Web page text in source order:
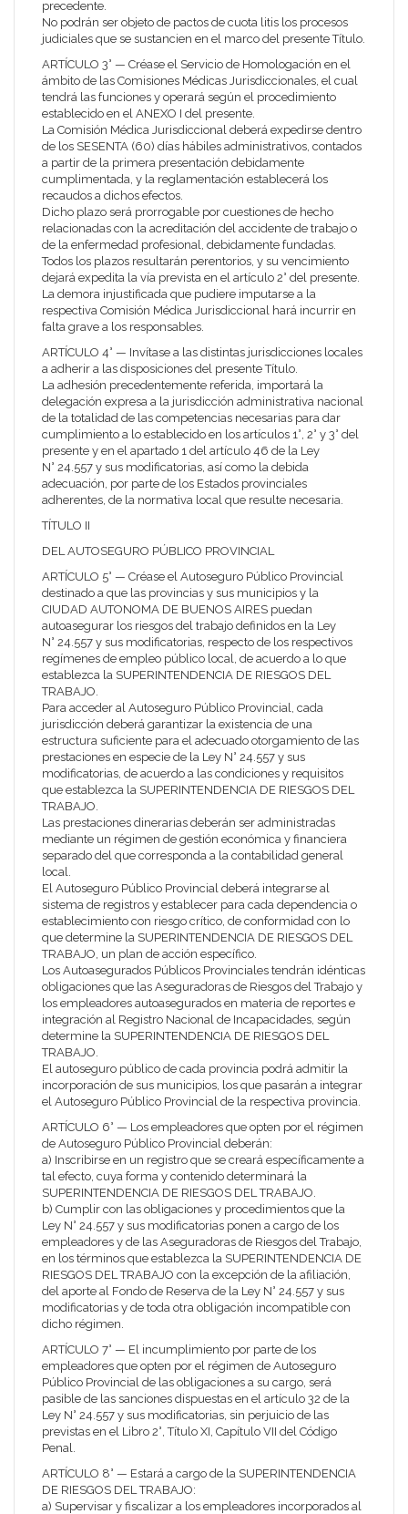
precedente.
No podrán ser objeto de pactos de cuota litis los procesos
judiciales que se sustancien en el marco del presente Título.
ARTÍCULO 3° — Créase el Servicio de Homologación en el
ámbito de las Comisiones Médicas Jurisdiccionales, el cual
tendrá las funciones y operará según el procedimiento
establecido en el ANEXO I del presente.
La Comisión Médica Jurisdiccional deberá expedirse dentro
de los SESENTA (60) días hábiles administrativos, contados
a partir de la primera presentación debidamente
cumplimentada, y la reglamentación establecerá los
recaudos a dichos efectos.
Dicho plazo será prorrogable por cuestiones de hecho
relacionadas con la acreditación del accidente de trabajo o
de la enfermedad profesional, debidamente fundadas.
Todos los plazos resultarán perentorios, y su vencimiento
dejará expedita la vía prevista en el artículo 2° del presente.
La demora injustificada que pudiere imputarse a la
respectiva Comisión Médica Jurisdiccional hará incurrir en
falta grave a los responsables.
ARTÍCULO 4° — Invítase a las distintas jurisdicciones locales
a adherir a las disposiciones del presente Título.
La adhesión precedentemente referida, importará la
delegación expresa a la jurisdicción administrativa nacional
de la totalidad de las competencias necesarias para dar
cumplimiento a lo establecido en los artículos 1°, 2° y 3° del
presente y en el apartado 1 del artículo 46 de la Ley
N° 24.557 y sus modificatorias, así como la debida
adecuación, por parte de los Estados provinciales
adherentes, de la normativa local que resulte necesaria.
TÍTULO II
DEL AUTOSEGURO PÚBLICO PROVINCIAL
ARTÍCULO 5° — Créase el Autoseguro Público Provincial
destinado a que las provincias y sus municipios y la
CIUDAD AUTONOMA DE BUENOS AIRES puedan
autoasegurar los riesgos del trabajo definidos en la Ley
N° 24.557 y sus modificatorias, respecto de los respectivos
regímenes de empleo público local, de acuerdo a lo que
establezca la SUPERINTENDENCIA DE RIESGOS DEL
TRABAJO
Para acceder al Autoseguro Público Provincial, cada
jurisdicción deberá garantizar la existencia de una
estructura suficiente para el adecuado otorgamiento de las
prestaciones en especie de la Ley N° 24.557 y sus
modificatorias, de acuerdo a las condiciones y requisitos
que establezca la SUPERINTENDENCIA DE RIESGOS DEL
TRABAJO
Las prestaciones dinerarias deberán ser administradas
mediante un régimen de gestión económica y financiera
separado del que corresponda a la contabilidad general
local.
El Autoseguro Público Provincial deberá integrarse al
sistema de registros y establecer para cada dependencia o
establecimiento con riesgo crítico, de conformidad con lo
que determine la SUPERINTENDENCIA DE RIESGOS DEL
TRABAJO , un plan de acción específico.
Los Autoasegurados Públicos Provinciales tendrán idénticas
obligaciones que las Aseguradoras de Riesgos del Trabajo y
los empleadores autoasegurados en materia de reportes e
integración al Registro Nacional de Incapacidades, según
determine la SUPERINTENDENCIA DE RIESGOS DEL
TRABAJO
El autoseguro público de cada provincia podrá admitir la
incorporación de sus municipios, los que pasarán a integrar
el Autoseguro Público Provincial de la respectiva provincia.
ARTÍCULO 6° — Los empleadores que opten por el régimen
de Autoseguro Público Provincial deberán:
a) Inscribirse en un registro que se creará específicamente a
tal efecto, cuya forma y contenido determinará la
SUPERINTENDENCIA DE RIESGOS DEL TRABAJO
b) Cumplir con las obligaciones y procedimientos que la
Ley N° 24.557 y sus modificatorias ponen a cargo de los
empleadores y de las Aseguradoras de Riesgos del Trabajo,
en los términos que establezca la SUPERINTENDENCIA DE
RIESGOS DEL TRABAJO con la excepción de la afiliación,
del aporte al Fondo de Reserva de la Ley N° 24.557 y sus
modificatorias y de toda otra obligación incompatible con
dicho régimen.
ARTÍCULO 7° — El incumplimiento por parte de los
empleadores que opten por el régimen de Autoseguro
Público Provincial de las obligaciones a su cargo, será
pasible de las sanciones dispuestas en el artículo 32 de la
Ley N° 24.557 y sus modificatorias, sin perjuicio de las
previstas en el Libro 2°, Título XI, Capítulo VII del Código
Penal.
ARTÍCULO 8° — Estará a cargo de la SUPERINTENDENCIA
DE RIESGOS DEL TRABAJO:
a) Supervisar y fiscalizar a los empleadores incorporados al